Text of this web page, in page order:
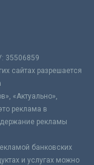
35506859
сайтах разрешается
«Актуально»,
реклама в
рекламы
банковских
и услугах можно